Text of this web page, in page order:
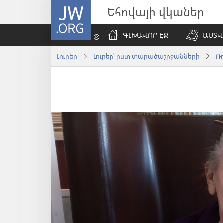
JW.ORG Եհովայի վկաներ
ԳԼԽԱՎՈՐ ԷՋ
Լուրեր Լուրեր՝ ըստ տարածաշրջանների